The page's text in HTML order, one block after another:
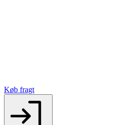
Køb fragt